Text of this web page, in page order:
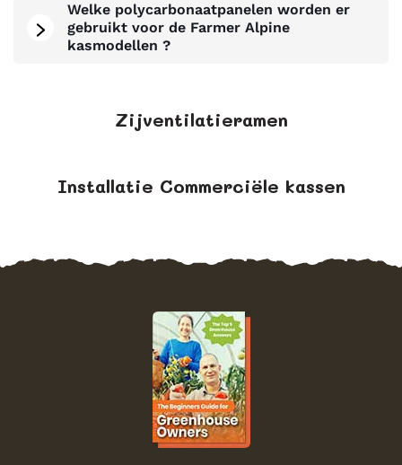
Welke polycarbonaatpanelen worden er
gebruikt voor de Farmer Alpine
kasmodellen ?
Zijventilatieramen
Installatie Commerciële kassen